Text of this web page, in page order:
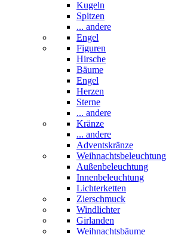
Kugeln
Spitzen
... andere
Engel
Figuren
Hirsche
Bäume
Engel
Herzen
Sterne
... andere
Kränze
... andere
Adventskränze
Weihnachtsbeleuchtung
Außenbeleuchtung
Innenbeleuchtung
Lichterketten
Zierschmuck
Windlichter
Girlanden
Weihnachtsbäume